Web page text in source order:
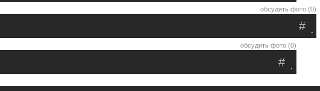
обсудить фото (0)
.
#
обсудить фото (0)
.
#